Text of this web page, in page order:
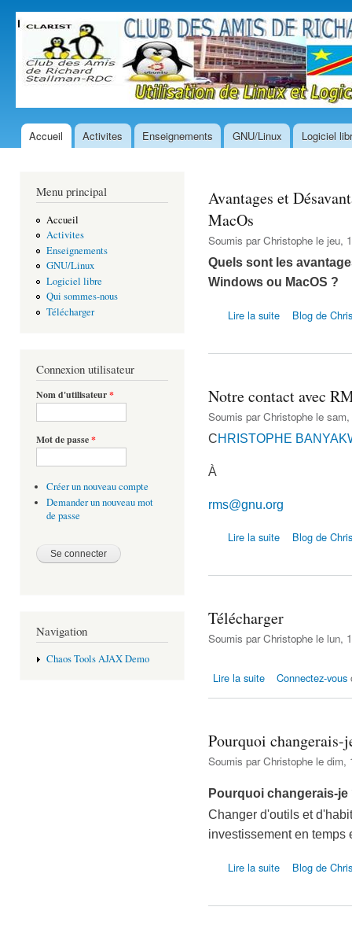
Menu principal
Accueil Activites Enseignements GNU/Linux Logiciel
Menu principal
Accueil
Activites
Enseignements
GNU/Linux
Logiciel libre
Qui sommes-nous
Télécharger
Connexion utilisateur
Nom d'utilisateur*
Mot de passe*
Créer un nouveau compte
Demander un nouveau mot
de passe
Navigation
Chaos Tools AJAX Demo
Avantages et
MacOs
Soumis parChristophe le jeu,
Quels sont les
Windows ou MacOS ?
Lire la suite de Avantages et
Blog de
Notre contact avec
Soumis parChristophe le
CHRISTOPHE
À
rms@gnu.org
Lire la suite de Notre contact
Blog de
Télécharger
Soumis parChristophe le lun,
Lire la suitede Télécharger
Connectez-vous
Pourquoi changerais-
Soumis parChristophe le dim,
Pourquoi changerais-je
Changer d'outils et
investissement en temps
Lire la suite de Pourquoi
Blog de